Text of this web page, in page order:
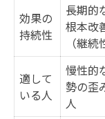
効果の
持続性
長期的
根本改
（継続
適して
いる人
慢性的
勢の歪
人